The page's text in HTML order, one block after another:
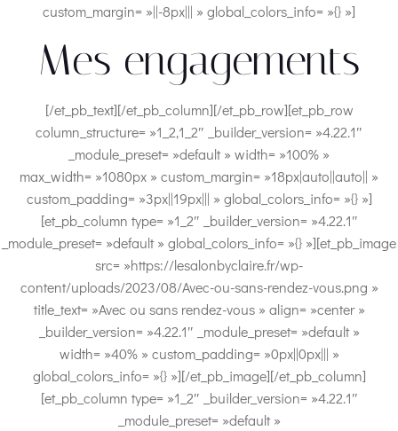
custom_margin= »||-8px||| » global_colors_info= »{} »]
Mes engagements
[/et_pb_text][/et_pb_column][/et_pb_row][et_pb_row
column_structure= »1_2,1_2″ _builder_version= »4.22.1″
_module_preset= »default » width= »100% »
max_width= »1080px » custom_margin= »18px|auto||auto|| »
custom_padding= »3px||19px||| » global_colors_info= »{} »]
[et_pb_column type= »1_2″ _builder_version= »4.22.1″
_module_preset= »default » global_colors_info= »{} »][et_pb_image
src= »https://lesalonbyclaire.fr/wp-
content/uploads/2023/08/Avec-ou-sans-rendez-vous.png »
title_text= »Avec ou sans rendez-vous » align= »center »
_builder_version= »4.22.1″ _module_preset= »default »
width= »40% » custom_padding= »0px||0px||| »
global_colors_info= »{} »][/et_pb_image][/et_pb_column]
[et_pb_column type= »1_2″ _builder_version= »4.22.1″
_module_preset= »default »